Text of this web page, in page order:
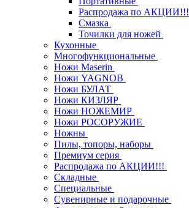
Распродажа по АКЦИИ!!!
Смазка
Точилки для ножей
Кухонные
Многофункциональные
Ножи Maserin
Ножи YAGNOB
Ножи БУЛАТ
Ножи КИЗЛЯР
Ножи НОЖЕМИР
Ножи РОСОРУЖИЕ
Ножны
Пилы, топоры, наборы
Премиум серия
Распродажа по АКЦИИ!!!
Складные
Специальные
Сувенирные и подарочные